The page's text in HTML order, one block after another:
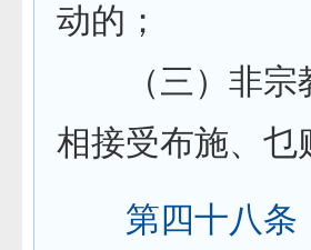
动的；
（三）非宗教
相接受布施、乜
第四十八条